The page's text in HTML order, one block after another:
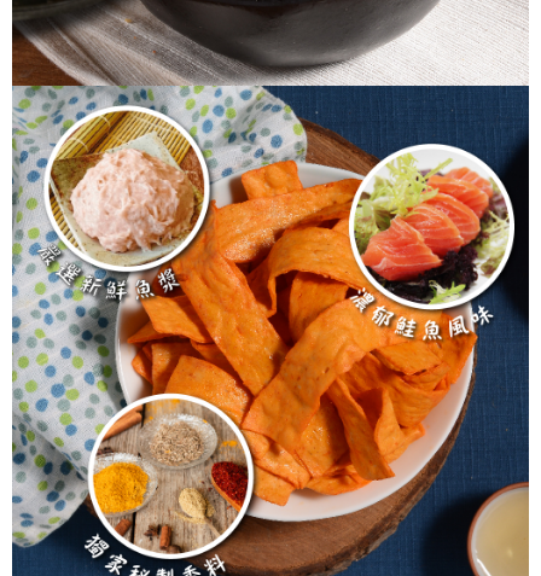
【注意事項】
１．透過由恩沛科技股份有限公司提供之「AFTEE先享後付」服務完成之交
易，需依本服務之必要範圍內提供個人資料，並將交易相關給付款項請求債
權轉讓予恩沛科技股份有限公司。
２．關於個人資料處理事宜，請瀏覽以下網址：
https://aftee.tw/terms/#terms3
３．未成年的使用者請事先徵得法定代理人或監護人之同意方可使用
「AFTEE先享後付」，若未經同意申辦者引起之損失，本公司不負相關責
任。
４．使用「AFTEE先享後付」時，將依據個別帳號之用戶狀況，依本公司即
時審查核予不同之上限額度；若仍有額度不足之情形，本公司將視審查結果
請求用戶進行身份認證。
５．嚴禁一人註冊多個帳號或使用他人資訊註冊。若發現惡意使用之情形，
恩沛科技股份有限公司將有權停止該用戶之使用額度並採取法律行動。
宅配
每筆NT$150，滿NT$1,200(含以上)免運費